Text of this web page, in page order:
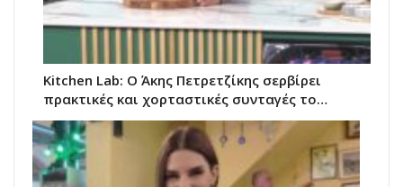
Kitchen Lab: Ο Άκης Πετρετζίκης σερβίρει
πρακτικές και χορταστικές συνταγές το…